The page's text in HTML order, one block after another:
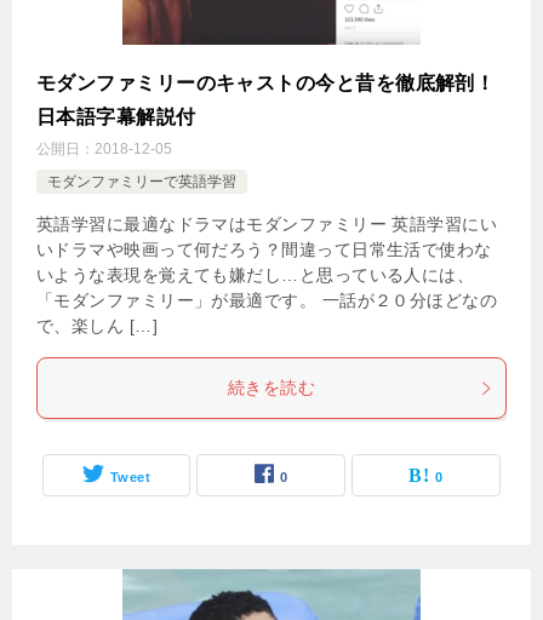
モダンファミリーのキャストの今と昔を徹底解剖！
日本語字幕解説付
公開日： 2018-12-05
モダンファミリーで英語学習
英語学習に最適なドラマはモダンファミリー 英語学習にい
いドラマや映画って何だろう？間違って日常生活で使わな
いような表現を覚えても嫌だし…と思っている人には、
「モダンファミリー」が最適です。 一話が２０分ほどなの
で、楽しん […]
続きを読む
Tweet 0 0